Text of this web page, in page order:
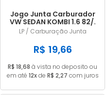
Jogo Junta Carburador
VW SEDAN KOMBI 1.6 82/.
CARB 32 PDSIT ALCOOL
LP / Carburação Junta
R$ 19,66
R$ 18,68 à vista no deposito ou
em até 12xde R$ 2,27 com juros